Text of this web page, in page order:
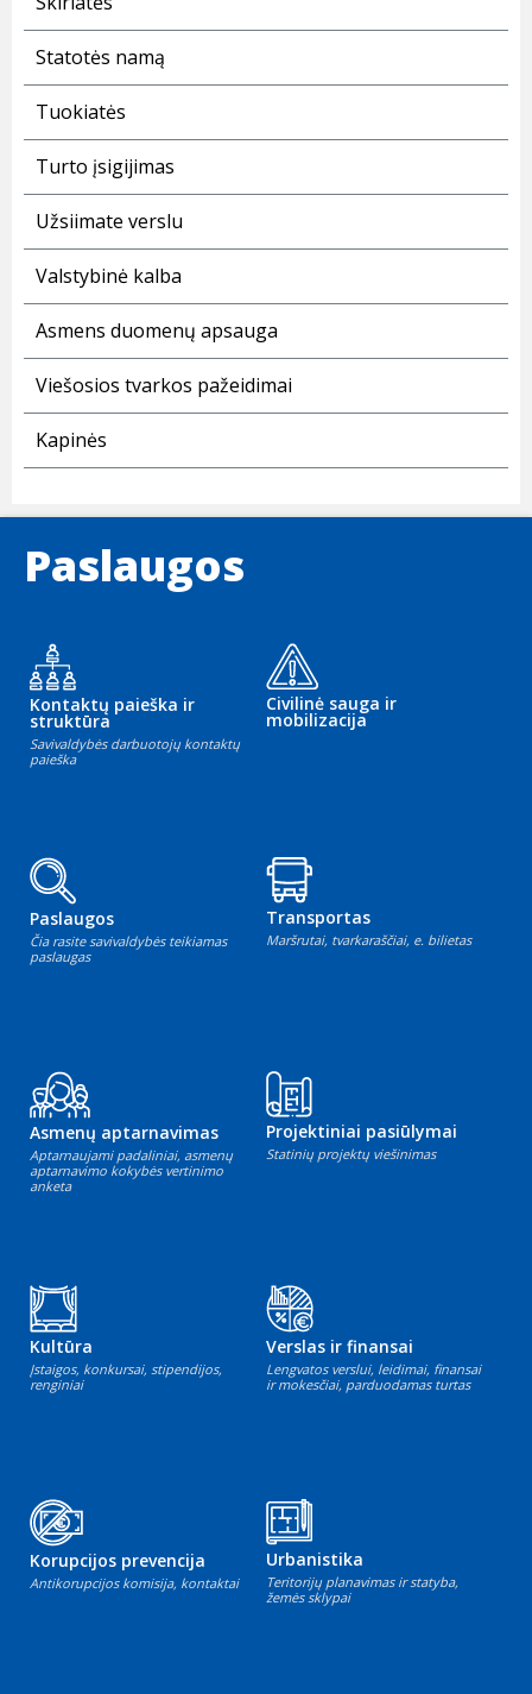
Statotės namą
Tuokiatės
Turto įsigijimas
Užsiimate verslu
Valstybinė kalba
Asmens duomenų apsauga
Viešosios tvarkos pažeidimai
Kapinės
Paslaugos
Kontaktų paieška ir
struktūra
Savivaldybės darbuotojų kontaktų
paieška
Civilinė sauga ir
mobilizacija
Paslaugos
Čia rasite savivaldybės teikiamas
paslaugas
Transportas
Maršrutai, tvarkaraščiai, e. bilietas
Asmenų aptarnavimas
Aptarnaujami padaliniai, asmenų
aptarnavimo kokybės vertinimo
anketa
Projektiniai pasiūlymai
Statinių projektų viešinimas
Kultūra
Įstaigos, konkursai, stipendijos,
renginiai
Verslas ir finansai
Lengvatos verslui, leidimai, finansai
ir mokesčiai, parduodamas turtas
Korupcijos prevencija
Antikorupcijos komisija, kontaktai
Urbanistika
Teritorijų planavimas ir statyba,
žemės sklypai